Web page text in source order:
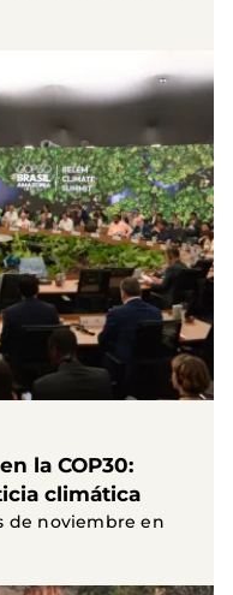
la COP30:
climática
de noviembre en